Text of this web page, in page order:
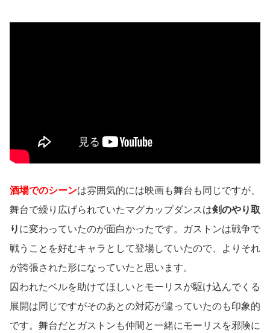
酒場でのシーンは雰囲気的には映画も舞台も同じですが、
舞台で繰り広げられていたマグカップダンスは剣のやり取
り に変わっていたのが面白かったです。ガストンは戦争で
戦うことを好むキャラとして登場していたので、よりそれ
が誇張された形になっていたと思います。
囚われたベルを助けてほしいとモーリスが駆け込んでくる
展開は同じですがそのあとの対応が違っていたのも印象的
です。舞台だとガストンも仲間と一緒にモーリスを邪険に